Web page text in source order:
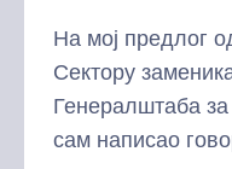
На мој предлог
Сектору
Генералштаба за
сам написао